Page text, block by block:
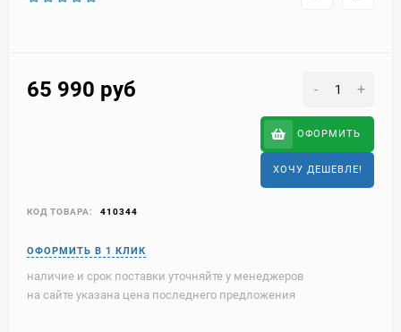
65 990 руб - +
ОФОРМИТЬ
ХОЧУ ДЕШЕВЛЕ!
КОД ТОВАРА: 410344
наличие и срок поставки уточняйте у менеджеров
на сайте указана цена последнего предложения